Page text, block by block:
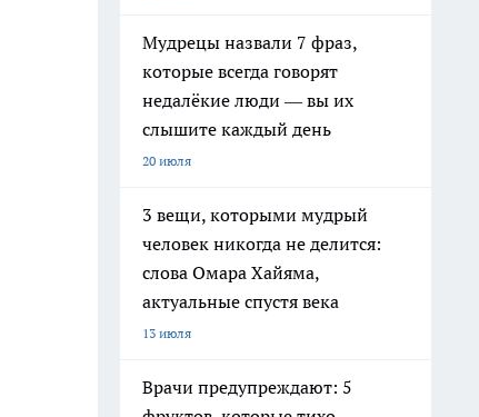
Мудрецы назвали 7 фраз,
которые всегда говорят
недалёкие люди — вы их
слышите каждый день
20 июля
3 вещи, которыми мудрый
человек никогда не делится:
слова Омара Хайяма,
актуальные спустя века
13 июля
Врачи предупреждают: 5